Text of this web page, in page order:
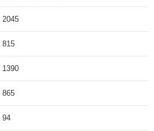
2045
815
1390
865
94